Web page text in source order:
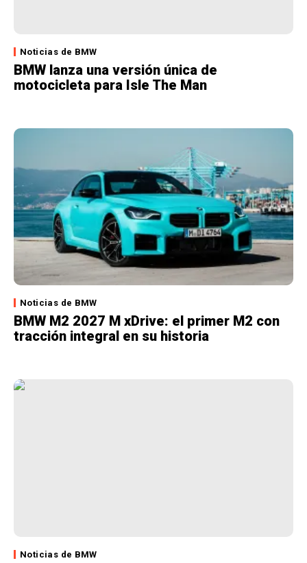
Noticias de BMW
BMW lanza una versión única de
motocicleta para Isle The Man
Noticias de BMW
BMW M2 2027 M xDrive: el primer M2 con
tracción integral en su historia
Noticias de BMW